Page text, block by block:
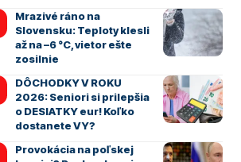
Mrazivé ráno na
Slovensku: Teploty klesli
až na –6 °C, vietor ešte
zosilnie
DÔCHODKY V ROKU
2026: Seniori si prilepšia
o DESIATKY eur! Koľko
dostanete VY?
Provokácia na poľskej